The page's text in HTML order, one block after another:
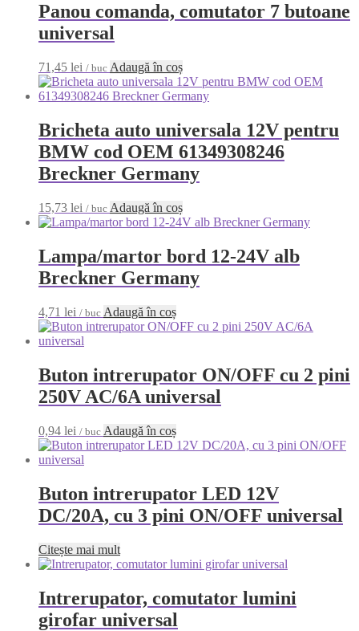
Panou comanda, comutator 7 butoane
universal
71,45 lei / buc Adaugă în coș
Bricheta auto universala 12V pentru
BMW cod OEM 61349308246
Breckner Germany
15,73 lei / buc Adaugă în coș
Lampa/martor bord 12-24V alb
Breckner Germany
4,71 lei / buc Adaugă în coș
Buton intrerupator ON/OFF cu 2 pini
250V AC/6A universal
0,94 lei / buc Adaugă în coș
Buton intrerupator LED 12V
DC/20A, cu 3 pini ON/OFF universal
Citește mai mult
Intrerupator, comutator lumini
girofar universal